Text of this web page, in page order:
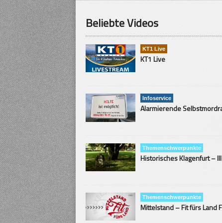
Beliebte Videos
KT1 Live
KT1 Live
Infoservice
Themenschwerpunkte
Historisches Klagenfurt – III
Themenschwerpunkte